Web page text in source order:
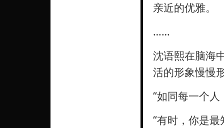
亲近的优雅。
……
沈语熙在脑海
活的形象慢慢
“如同每一个
“有时，你是